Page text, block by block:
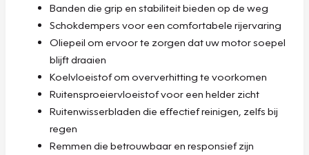
Banden die grip en stabiliteit bieden op de weg
Schokdempers voor een comfortabele rijervaring
Oliepeil om ervoor te zorgen dat uw motor soepel
blijft draaien
Koelvloeistof om oververhitting te voorkomen
Ruitensproeiervloeistof voor een helder zicht
Ruitenwisserbladen die effectief reinigen, zelfs bij
regen
Remmen die betrouwbaar en responsief zijn